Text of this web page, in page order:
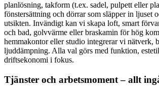
planlösning, takform (t.ex. sadel, pulpett eller
fönstersättning och dörrar som släpper in ljuset
utsikten. Invändigt kan vi skapa loft, smart
och bad, golvvärme eller braskamin för hög
hemmakontor eller studio integrerar vi nätverk,
ljuddämpning. Alla val görs med funktion,
driftsekonomi i fokus.
Tjänster och arbetsmoment – allt